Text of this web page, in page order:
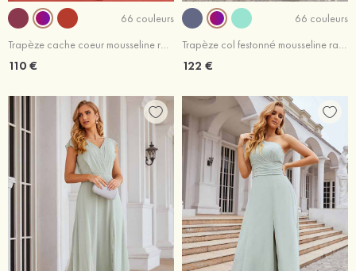
66 couleurs
Trapèze cache coeur mousseline ras du sol robe de demoiselle d'honneur fendue
110 €
66 couleurs
Trapèze col festonné mousseline ras du sol robe de demoiselle d'honneur
122 €